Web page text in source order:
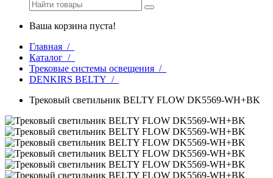
Ваша корзина пуста!
Главная /
Каталог /
Трековые системы освещения /
DENKIRS BELTY /
Трековый светильник BELTY FLOW DK5569-WH+BK